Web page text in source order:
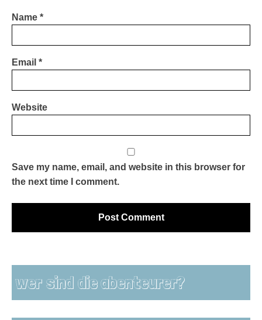
Name *
Email *
Website
Save my name, email, and website in this browser for
the next time I comment.
wer sind die abenteurer?